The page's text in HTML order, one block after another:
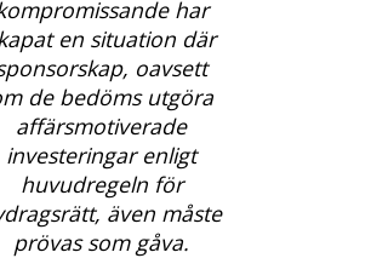
har
en situation där
oavsett
de bedöms utgöra
affärsmotiverade
investeringar enligt
huvudregeln för
även måste
prövas som gåva.